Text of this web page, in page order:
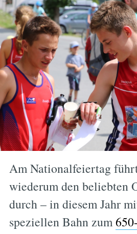
Am Nationalfeiertag
wiederum den beliebten
durch – in diesem Jahr
speziellen Bahn zum